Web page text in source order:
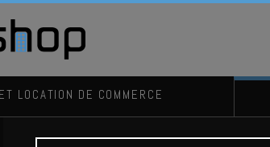
LOCATION DE COMMERCE